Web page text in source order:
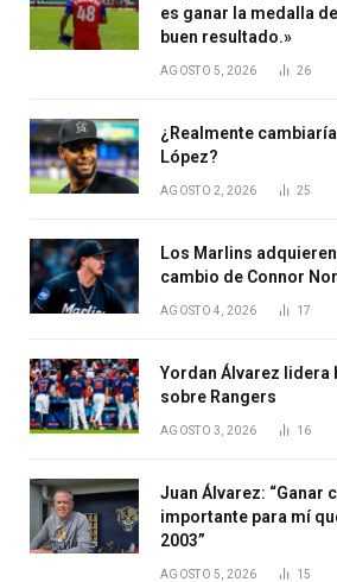
es ganar la medalla
buen resultado.»
AGOSTO 5, 2026 26
¿Realmente
López?
AGOSTO 2, 2026 25
Los Marlins
cambio de Connor
AGOSTO 4, 2026 17
Yordan Álvarez lidera
sobre Rangers
AGOSTO 3, 2026 16
Juan Álvarez: “Ganar
importante para mí
2003”
AGOSTO 5, 2026 15